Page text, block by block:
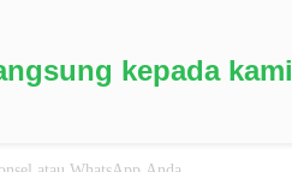
kepada kami